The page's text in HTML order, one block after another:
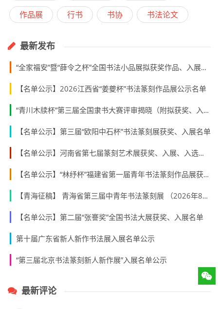
作品展 行书 书协 书法论文
最新发布
“全家福安”暨“薛令之杯”全国书法小品展拟获奖作品、入展作品、入围名单
【名单公示】2026江西省“姜夔杯”书法篆刻作品展公示名单
“青川木牍杯”第三届全国隶书大赛评审揭晓（附拟获奖、入展作者名单）
【名单公示】第三届“欧阳中石杯”书法篆刻展获奖、入展名单
【名单公示】河南省第七届篆刻艺术展获奖、入展、入选名单公示
【名单公示】“林纾杯”福建省第一届青年书法篆刻作品展获奖、入展、入围名单
【青海征稿】 青海省第三届中青年书法篆刻展 （2026年8月31日截稿）
【名单公示】第二届“张謇奖”全国书法大展获奖、入展名单
第十届广东省新人新作书法展入展名单公示
“第三届北京书法篆刻新人新作展”入展名单公示
最新评论